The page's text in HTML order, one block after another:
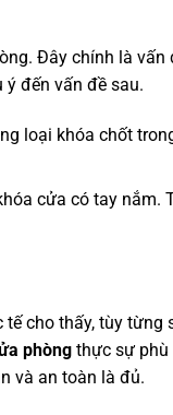
Đây chính là vấn
đến vấn đề sau.
loại khóa chốt
cửa có tay nắm.
cho thấy, tùy từng
phòngthực sự phù
và an toàn là đủ.